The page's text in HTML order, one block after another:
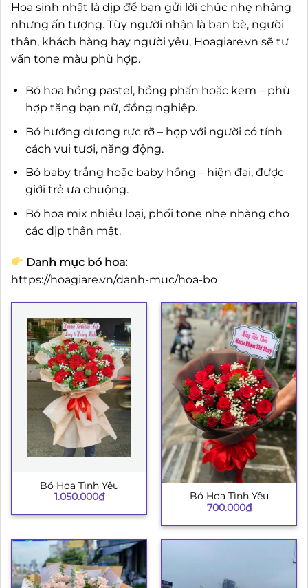
Hoa sinh nhật là dịp để bạn gửi lời chúc nhẹ nhàng
nhưng ấn tượng. Tùy người nhận là bạn bè, người
thân, khách hàng hay người yêu, Hoagiare.vn sẽ tư
vấn tone màu phù hợp.
Bó hoa hồng pastel, hồng phấn hoặc kem – phù
hợp tặng bạn nữ, đồng nghiệp.
Bó hướng dương rực rỡ – hợp với người có tính
cách vui tươi, năng động.
Bó baby trắng hoặc baby hồng – hiện đại, được
giới trẻ ưa chuộng.
Bó hoa mix nhiều loại, phối tone nhẹ nhàng cho
các dịp thân mật.
Danh mục bó hoa:
https://hoagiare.vn/danh-muc/hoa-bo
Bó Hoa Tình Yêu
1.050.000₫
Bó Hoa Tình Yêu
700.000₫